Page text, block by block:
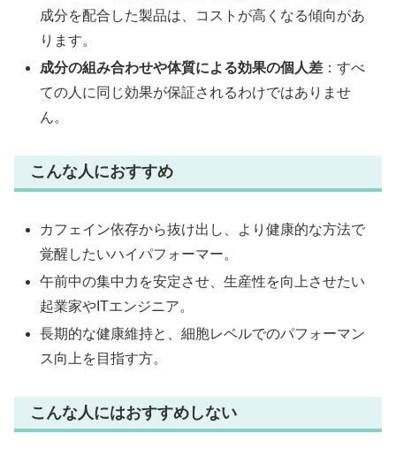
成分を配合した製品は、コストが高くなる傾向があ
ります。
成分の組み合わせや体質による効果の個人差 ：すべ
ての人に同じ効果が保証されるわけではありませ
ん。
こんな人におすすめ
カフェイン依存から抜け出し、より健康的な方法で
覚醒したいハイパフォーマー。
午前中の集中力を安定させ、生産性を向上させたい
起業家やITエンジニア。
長期的な健康維持と、細胞レベルでのパフォーマン
ス向上を目指す方。
こんな人にはおすすめしない